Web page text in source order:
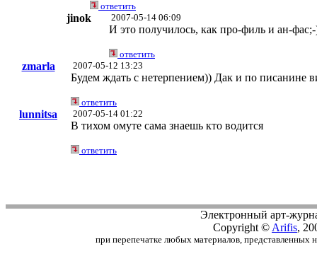
ответить
jinok 2007-05-14 06:09
И это получилось, как про-филь и ан-
ответить
zmarla 2007-05-12 13:23
Будем ждать с нетерпением)) Дак и по писанине
ответить
lunnitsa 2007-05-14 01:22
В тихом омуте сама знаешь кто водится
ответить
Электронный арт-
Copyright © Arifis,
при перепечатке любых материалов, представленных